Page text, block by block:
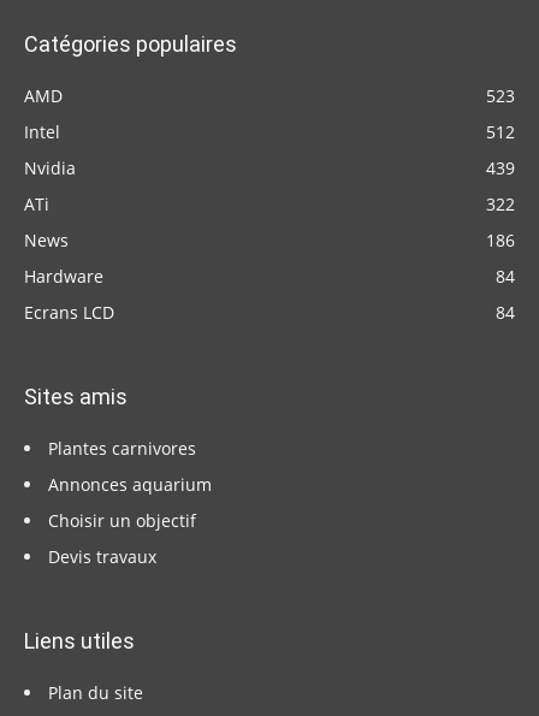
Catégories populaires
AMD
523
Intel
512
Nvidia
439
ATi
322
News
186
Hardware
84
Ecrans LCD
84
Sites amis
Plantes carnivores
Annonces aquarium
Choisir un objectif
Devis travaux
Liens utiles
Plan du site